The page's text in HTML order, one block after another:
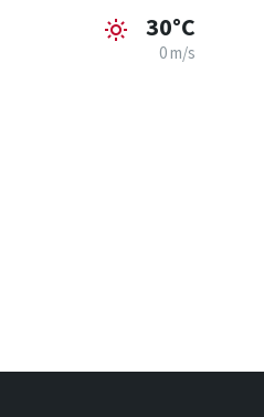
30°C
0 m/s